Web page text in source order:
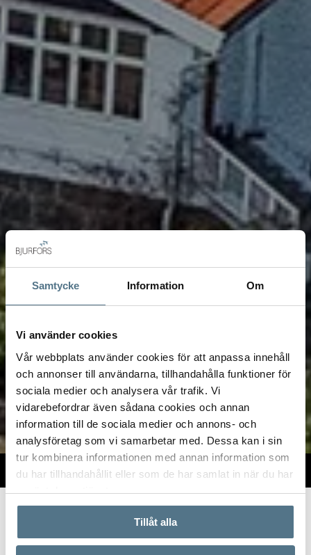
Samtycke Information Om
Vi använder cookies
Vår webbplats använder cookies för att anpassa innehåll
och annonser till användarna, tillhandahålla funktioner för
sociala medier och analysera vår trafik. Vi
vidarebefordrar även sådana cookies och annan
information till de sociala medier och annons- och
analysföretag som vi samarbetar med. Dessa kan i sin
tur kombinera informationen med annan information som
du har tillhandahållit eller som de har samlat in när du har
använt deras tjänster.
Tillåt alla
TILL SALU VI PÅ KONTORET VÄRDERA